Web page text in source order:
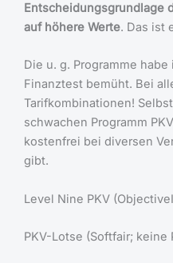
Entscheidungsgrundlage
auf höhere Werte. Das ist
Die u. g. Programme
Finanztest bemüht. Bei
Tarifkombinationen!
schwachen Programm
kostenfrei bei diversen
gibt.
Level Nine PKV
PKV-Lotse (Softfair; keine